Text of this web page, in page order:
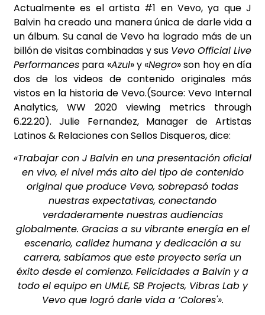
Actualmente es el artista #1 en Vevo, ya que J
Balvin ha creado una manera única de darle vida a
un álbum. Su canal de Vevo ha logrado más de un
billón de visitas combinadas y sus Vevo Official Live
Performances para «Azul» y «Negro» son hoy en día
dos de los videos de contenido originales más
vistos en la historia de Vevo.(Source: Vevo Internal
Analytics, WW 2020 viewing metrics through
6.22.20). Julie Fernandez, Manager de Artistas
Latinos & Relaciones con Sellos Disqueros, dice:
«Trabajar con J Balvin en una presentación oficial
en vivo, el nivel más alto del tipo de contenido
original que produce Vevo, sobrepasó todas
nuestras expectativas, conectando
verdaderamente nuestras audiencias
globalmente. Gracias a su vibrante energía en el
escenario, calidez humana y dedicación a su
carrera, sabíamos que este proyecto sería un
éxito desde el comienzo. Felicidades a Balvin y a
todo el equipo en UMLE, SB Projects, Vibras Lab y
Vevo que logró darle vida a ‘Colores'».